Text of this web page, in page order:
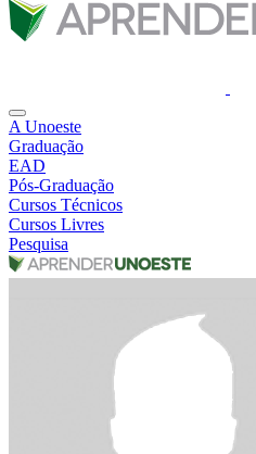
A Unoeste
Graduação
EAD
Pós-Graduação
Cursos Técnicos
Cursos Livres
Pesquisa